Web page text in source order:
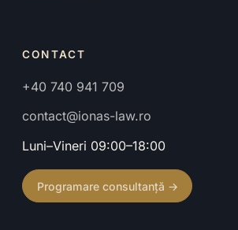
CONTACT
+40 740 941 709
contact@ionas-law.ro
Luni–Vineri 09:00–18:00
Programare consultanță →